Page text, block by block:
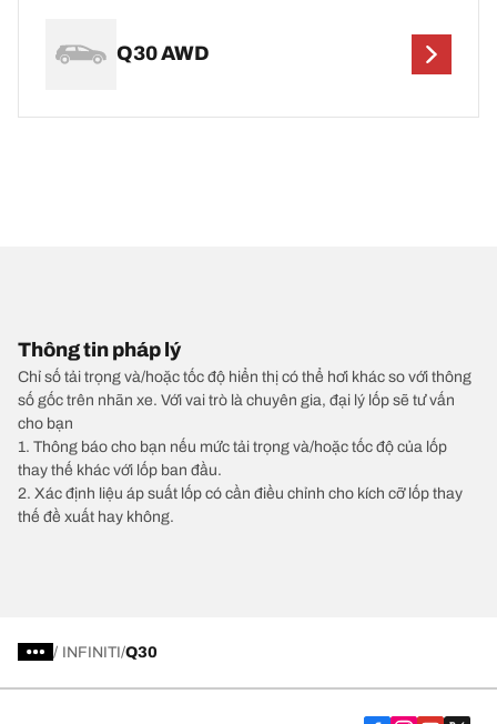
Q30 AWD
Thông tin pháp lý
Chỉ số tải trọng và/hoặc tốc độ hiển thị có thể hơi khác so với thông
số gốc trên nhãn xe. Với vai trò là chuyên gia, đại lý lốp sẽ tư vấn
cho bạn
1. Thông báo cho bạn nếu mức tải trọng và/hoặc tốc độ của lốp
thay thế khác với lốp ban đầu.
2. Xác định liệu áp suất lốp có cần điều chỉnh cho kích cỡ lốp thay
thế đề xuất hay không.
/ INFINITI Q30